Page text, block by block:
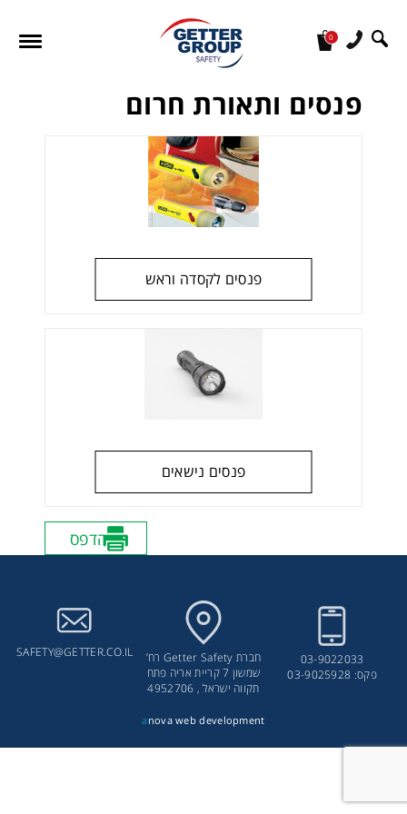
0
פנסים ותאורת חרום
פנסים לקסדה וראש
פנסים נישאים
הדפס
03-9022033
פקס: 03-9025928
חברת Getter Safety רח’
שמשון 7 קריית אריה פתח
תקווה ישראל , 4952706
SAFETY@GETTER.CO.IL
a nova web development
פנס לד RAZOR